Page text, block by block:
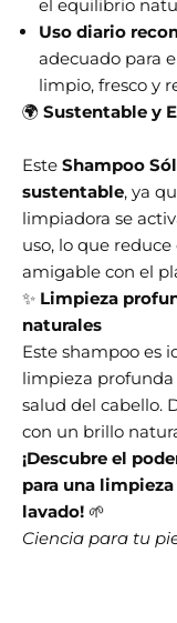
el equilibrio
Uso diario
adecuado para
limpio, fresco y
🌍 Sustentable y
Este Shampoo
sustentable, ya
limpiadora se
uso, lo que
amigable con el
✨ Limpieza
naturales
Este shampoo es
limpieza
salud del cabello.
con un brillo
¡Descubre el
para una
lavado! 🌱
Ciencia para tu